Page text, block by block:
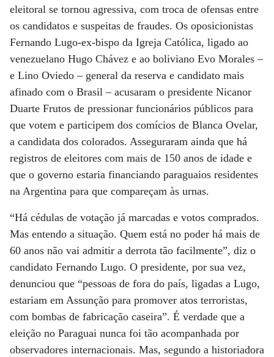
eleitoral se tornou agressiva, com troca de ofensas entre
os candidatos e suspeitas de fraudes. Os oposicionistas
Fernando Lugo-ex-bispo da Igreja Católica, ligado ao
venezuelano Hugo Chávez e ao boliviano Evo Morales –
e Lino Oviedo – general da reserva e candidato mais
afinado com o Brasil – acusaram o presidente Nicanor
Duarte Frutos de pressionar funcionários públicos para
que votem e participem dos comícios de Blanca Ovelar,
a candidata dos colorados. Asseguraram ainda que há
registros de eleitores com mais de 150 anos de idade e
que o governo estaria financiando paraguaios residentes
na Argentina para que compareçam às urnas.
“Há cédulas de votação já marcadas e votos comprados.
Mas entendo a situação. Quem está no poder há mais de
60 anos não vai admitir a derrota tão facilmente”, diz o
candidato Fernando Lugo. O presidente, por sua vez,
denunciou que “pessoas de fora do país, ligadas a Lugo,
estariam em Assunção para promover atos terroristas,
com bombas de fabricação caseira”. É verdade que a
eleição no Paraguai nunca foi tão acompanhada por
observadores internacionais. Mas, segundo a historiadora